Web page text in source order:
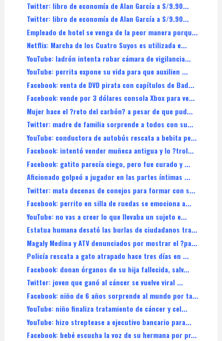
Twitter: libro de economía de Alan García a S/9.90...
Twitter: libro de economía de Alan García a S/9.90...
Empleado de hotel se venga de la peor manera porqu...
Netflix: Marcha de los Cuatro Suyos es utilizada e...
YouTube: ladrón intenta robar cámara de vigilancia...
YouTube: perrita expone su vida para que auxilien ...
Facebook: venta de DVD pirata con capítulos de Bad...
Facebook: vende por 3 dólares consola Xbox para ve...
Mujer hace el ?reto del carbón? a pesar de que pud...
Twitter: madre de familia sorprende a todos con su...
YouTube: conductora de autobús rescata a bebita pe...
Facebook: intentó vender muñeca antigua y lo ?trol...
Facebook: gatito parecía ciego, pero fue curado y ...
Aficionado golpeó a jugador en las partes íntimas ...
Twitter: mata decenas de conejos para formar con s...
Facebook: perrito en silla de ruedas se emociona a...
YouTube: no vas a creer lo que llevaba un sujeto e...
Estatua humana desató las burlas de ciudadanos tra...
Magaly Medina y ATV denunciados por mostrar el ?pa...
Policía rescata a gato atrapado hace tres días en ...
Facebook: donan órganos de su hija fallecida, salv...
Twitter: joven que ganó al cáncer se vuelve viral ...
Facebook: niño de 6 años sorprende al mundo por ta...
YouTube: niño finaliza tratamiento de cáncer y cel...
YouTube: hizo streptease a ejecutivo bancario para...
Facebook: bebé escucha la voz de su hermana por pr...